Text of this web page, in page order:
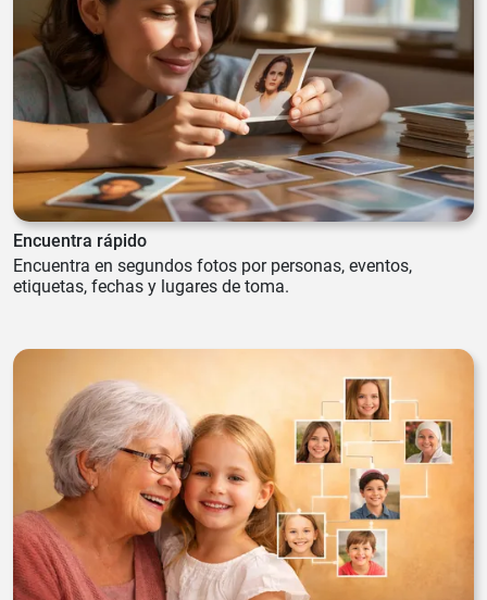
Encuentra rápido
Encuentra en segundos fotos por personas, eventos,
etiquetas, fechas y lugares de toma.